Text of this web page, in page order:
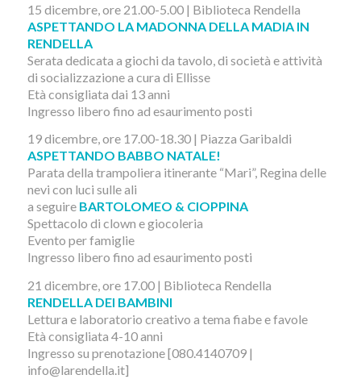
15 dicembre, ore 21.00-5.00 | Biblioteca Rendella
ASPETTANDO LA MADONNA DELLA MADIA IN
RENDELLA
Serata dedicata a giochi da tavolo, di società e attività
di socializzazione a cura di Ellisse
Età consigliata dai 13 anni
Ingresso libero fino ad esaurimento posti
19 dicembre, ore 17.00-18.30 | Piazza Garibaldi
ASPETTANDO BABBO NATALE!
Parata della trampoliera itinerante “Mari”, Regina delle
nevi con luci sulle ali
a seguireBARTOLOMEO & CIOPPINA
Spettacolo di clown e giocoleria
Evento per famiglie
Ingresso libero fino ad esaurimento posti
21 dicembre, ore 17.00 | Biblioteca Rendella
RENDELLA DEI BAMBINI
Lettura e laboratorio creativo a tema fiabe e favole
Età consigliata 4-10 anni
Ingresso su prenotazione [080.4140709 |
info@larendella.it]